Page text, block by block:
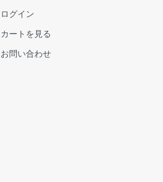
ログイン
カートを見る
お問い合わせ